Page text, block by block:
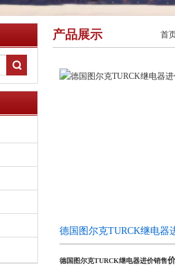
产品展示 首
德国图尔克TURCK继电器
德国图尔克TURCK继电器进价销售